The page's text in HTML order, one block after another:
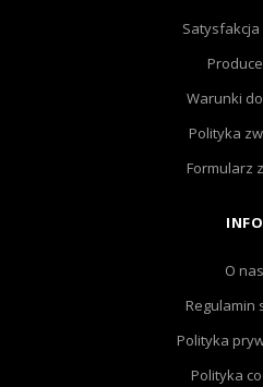
Warunki
Polityka
Formularz
INFO
O nas
Regulamin
Polityka
Polityka